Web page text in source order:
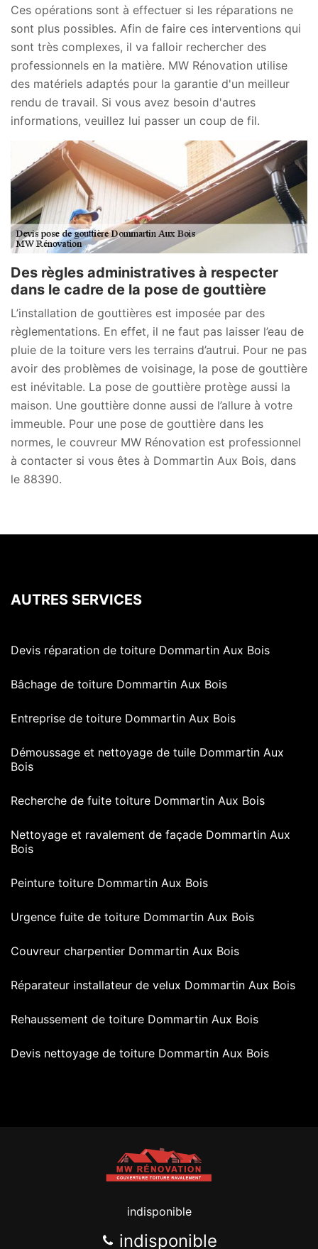
Ces opérations sont à effectuer si les réparations ne
sont plus possibles. Afin de faire ces interventions qui
sont très complexes, il va falloir rechercher des
professionnels en la matière. MW Rénovation utilise
des matériels adaptés pour la garantie d'un meilleur
rendu de travail. Si vous avez besoin d'autres
informations, veuillez lui passer un coup de fil.
Des règles administratives à respecter
dans le cadre de la pose de gouttière
L’installation de gouttières est imposée par des
règlementations. En effet, il ne faut pas laisser l’eau de
pluie de la toiture vers les terrains d’autrui. Pour ne pas
avoir des problèmes de voisinage, la pose de gouttière
est inévitable. La pose de gouttière protège aussi la
maison. Une gouttière donne aussi de l’allure à votre
immeuble. Pour une pose de gouttière dans les
normes, le couvreur MW Rénovation est professionnel
à contacter si vous êtes à Dommartin Aux Bois, dans
le 88390.
AUTRES SERVICES
Devis réparation de toiture Dommartin Aux Bois
Bâchage de toiture Dommartin Aux Bois
Entreprise de toiture Dommartin Aux Bois
Démoussage et nettoyage de tuile Dommartin Aux
Bois
Recherche de fuite toiture Dommartin Aux Bois
Nettoyage et ravalement de façade Dommartin Aux
Bois
Peinture toiture Dommartin Aux Bois
Urgence fuite de toiture Dommartin Aux Bois
Couvreur charpentier Dommartin Aux Bois
Réparateur installateur de velux Dommartin Aux Bois
Rehaussement de toiture Dommartin Aux Bois
Devis nettoyage de toiture Dommartin Aux Bois
indisponible
indisponible